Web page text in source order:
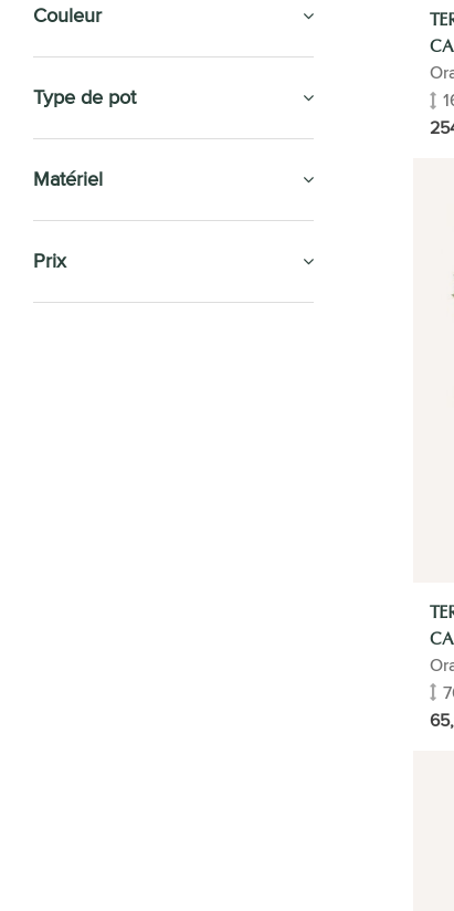
Couleur
Type de pot
Matériel
Prix